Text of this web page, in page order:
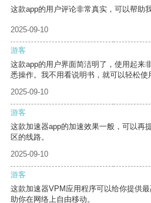
这款app的用户评论非常真实，可以帮助
2025-09-10
游客
这款app的用户界面简洁明了，使用起来
悉操作。我不用看说明书，就可以轻松使
2025-09-10
游客
这款加速器app的加速效果一般，可以再
区的线路。
2025-09-10
游客
这款加速器VPM应用程序可以给你提供
助你在网络上自由移动。